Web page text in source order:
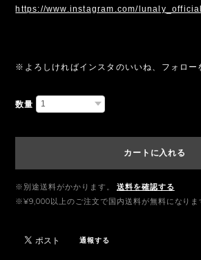
https://www.instagram.com/
※よろしければインスタのいいね、フォロー
数量
カートに入れる
※別途送料がかかります。
送料を確認する
※¥9,000以上のご注文で国内送料が無料になりま
通報する